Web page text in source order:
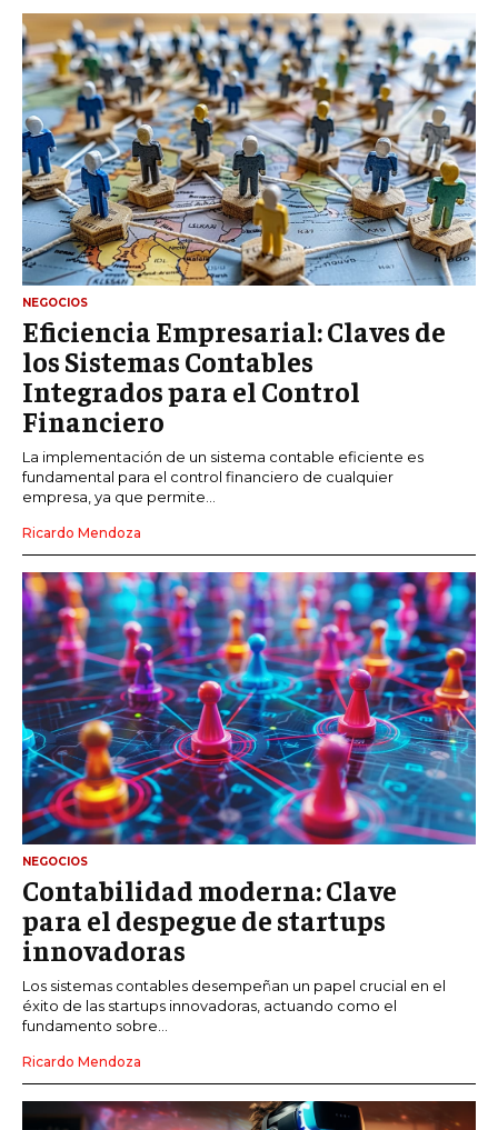
NEGOCIOS
Eficiencia Empresarial: Claves de
los Sistemas Contables
Integrados para el Control
Financiero
La implementación de un sistema contable eficiente es
fundamental para el control financiero de cualquier
empresa, ya que permite...
Ricardo Mendoza
NEGOCIOS
Contabilidad moderna: Clave
para el despegue de startups
innovadoras
Los sistemas contables desempeñan un papel crucial en el
éxito de las startups innovadoras, actuando como el
fundamento sobre...
Ricardo Mendoza